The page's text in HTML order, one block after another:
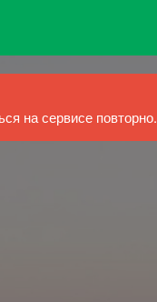
на сервисе повторно.